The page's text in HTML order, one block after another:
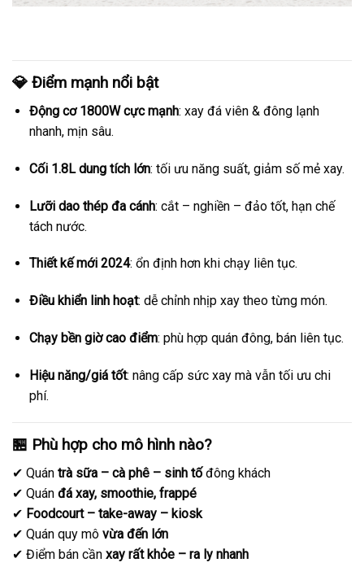
💎 Điểm mạnh nổi bật
Động cơ 1800W cực mạnh: xay đá viên & đông lạnh
nhanh, mịn sâu.
Cối 1.8L dung tích lớn: tối ưu năng suất, giảm số mẻ xay.
Lưỡi dao thép đa cánh: cắt – nghiền – đảo tốt, hạn chế
tách nước.
Thiết kế mới 2024: ổn định hơn khi chạy liên tục.
Điều khiển linh hoạt: dễ chỉnh nhịp xay theo từng món.
Chạy bền giờ cao điểm: phù hợp quán đông, bán liên tục.
Hiệu năng/giá tốt: nâng cấp sức xay mà vẫn tối ưu chi
phí.
🏪 Phù hợp cho mô hình nào?
✔ Quán trà sữa – cà phê – sinh tốđông khách
✔ Quán đá xay, smoothie, frappé
✔ Foodcourt – take-away – kiosk
✔ Quán quy mô vừa đến lớn
✔ Điểm bán cần xay rất khỏe – ra ly nhanh